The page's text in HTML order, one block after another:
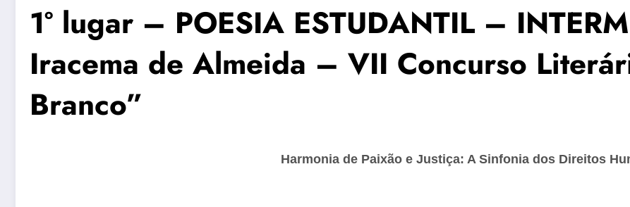
1° lugar – POESIA ESTUDANTIL –
Iracema de Almeida – VII Concurso
Branco”
Harmonia de Paixão e Justiça: A Sinfonia dos Direitos